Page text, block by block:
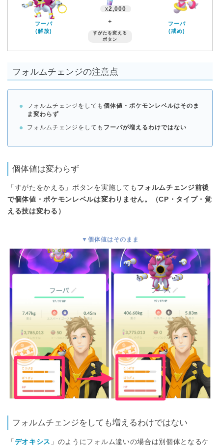
フーパ
(解放)
x2,000
＋
すがたを変える
ボタン
フーパ
(戒め)
フォルムチェンジの注意点
フォルムチェンジをしても 個体値・ポケモンレベルはそのま
ま変わらず
フォルムチェンジをしても フーパが増えるわけではない
個体値は変わらず
「すがたをかえる」ボタンを実施しても フォルムチェンジ前後
で個体値・ポケモンレベルは変わりません。（CP・タイプ・覚
える技は変わる）
▼個体値はそのまま
フォルムチェンジをしても増えるわけではない
「 デオキシス 」のようにフォルム違いの場合は別個体となるケ